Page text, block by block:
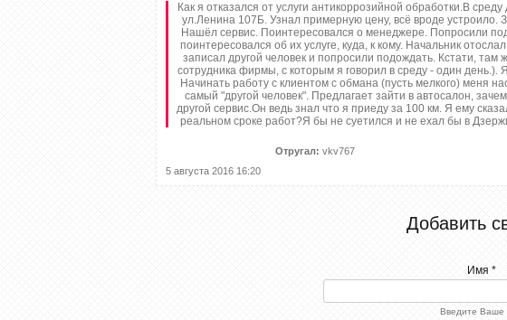
Как я отказался от услуги антикоррозийной обработки.В
ул.Ленина 107Б. Узнал примерную цену, всё вроде
Нашёл сервис. Поинтересовался о менеджере. Попросили
поинтересовался об их услуге, куда, к кому. Начальник
записал другой человек и попросили подождать. Кстати,
сотрудника фирмы, с которым я говорил в среду - один день.).
Начинать работу с клиентом с обмана (пусть мелкого) меня
самый "другой человек". Предлагает зайти в автосалон,
другой сервис.Он ведь знал что я приеду за 100 км. Я ему
реальном сроке работ?Я бы не суетился и не ехал бы в
Отругал: vkv767
5 августа 2016 16:20
Добавить
Имя *
Введите Ваше